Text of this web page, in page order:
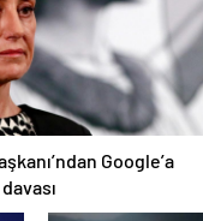
Google’a